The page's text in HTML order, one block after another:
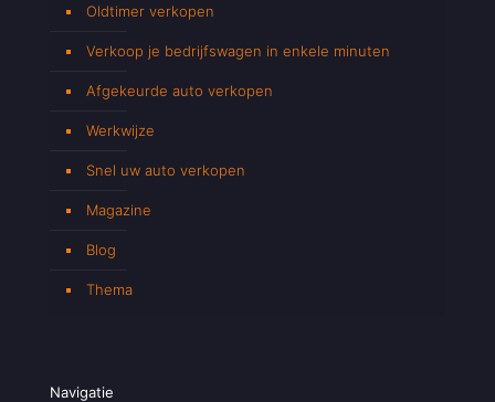
Oldtimer verkopen
Verkoop je bedrijfswagen in enkele minuten
Afgekeurde auto verkopen
Werkwijze
Snel uw auto verkopen
Magazine
Blog
Thema
Navigatie